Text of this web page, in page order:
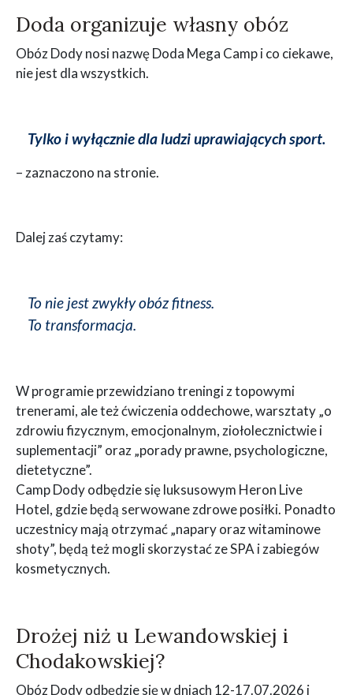
Doda organizuje własny obóz
Obóz Dody nosi nazwę Doda Mega Camp i co ciekawe,
nie jest dla wszystkich.
Tylko i wyłącznie dla ludzi uprawiających sport.
– zaznaczono na stronie.
Dalej zaś czytamy:
To nie jest zwykły obóz fitness.
To transformacja.
W programie przewidziano treningi z topowymi
trenerami, ale też ćwiczenia oddechowe, warsztaty „o
zdrowiu fizycznym, emocjonalnym, ziołolecznictwie i
suplementacji” oraz „porady prawne, psychologiczne,
dietetyczne”.
Camp Dody odbędzie się luksusowym Heron Live
Hotel, gdzie będą serwowane zdrowe posiłki. Ponadto
uczestnicy mają otrzymać „napary oraz witaminowe
shoty”, będą też mogli skorzystać ze SPA i zabiegów
kosmetycznych.
Drożej niż u Lewandowskiej i
Chodakowskiej?
Obóz Dody odbędzie się w dniach 12-17.07.2026 i